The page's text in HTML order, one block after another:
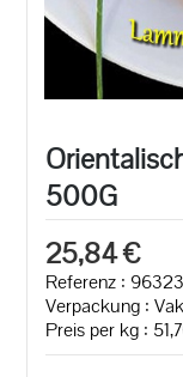
500G
25,84 €
Referenz : 96323
Verpackung :
Preis per kg :